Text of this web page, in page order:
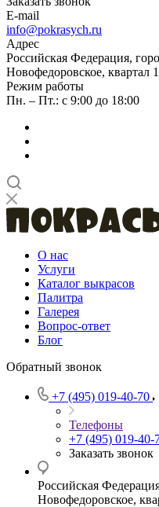
E-mail
info@pokrasych.ru
Адрес
Российская Федерация,
Новофедоровское, квартал
Режим работы
Пн. – Пт.: с 9:00 до 18:00
О нас
Услуги
Каталог выкрасов
Палитра
Галерея
Вопрос-ответ
Блог
Обратный звонок
+7 (495) 019-40-70
Телефоны
+7 (495) 019-40-
Заказать звонок
Российская
Новофедоровское,